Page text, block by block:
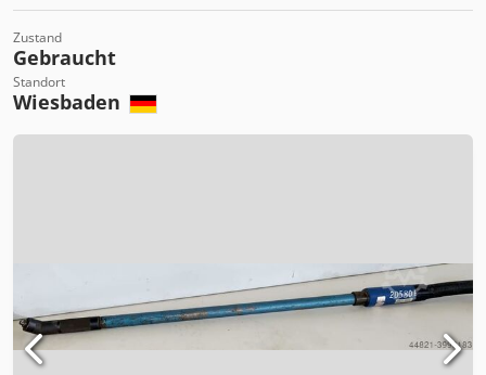
Zustand
Gebraucht
Standort
Wiesbaden